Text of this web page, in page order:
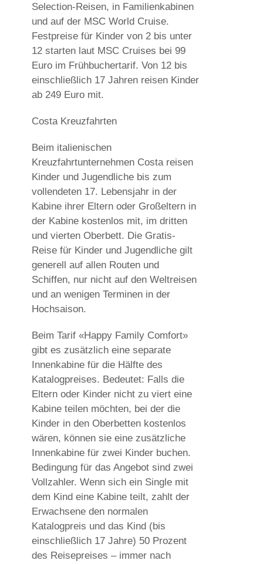
Selection-Reisen, in Familienkabinen
und auf der MSC World Cruise.
Festpreise für Kinder von 2 bis unter
12 starten laut MSC Cruises bei 99
Euro im Frühbuchertarif. Von 12 bis
einschließlich 17 Jahren reisen Kinder
ab 249 Euro mit.
Costa Kreuzfahrten
Beim italienischen
Kreuzfahrtunternehmen Costa reisen
Kinder und Jugendliche bis zum
vollendeten 17. Lebensjahr in der
Kabine ihrer Eltern oder Großeltern in
der Kabine kostenlos mit, im dritten
und vierten Oberbett. Die Gratis-
Reise für Kinder und Jugendliche gilt
generell auf allen Routen und
Schiffen, nur nicht auf den Weltreisen
und an wenigen Terminen in der
Hochsaison.
Beim Tarif «Happy Family Comfort»
gibt es zusätzlich eine separate
Innenkabine für die Hälfte des
Katalogpreises. Bedeutet: Falls die
Eltern oder Kinder nicht zu viert eine
Kabine teilen möchten, bei der die
Kinder in den Oberbetten kostenlos
wären, können sie eine zusätzliche
Innenkabine für zwei Kinder buchen.
Bedingung für das Angebot sind zwei
Vollzahler. Wenn sich ein Single mit
dem Kind eine Kabine teilt, zahlt der
Erwachsene den normalen
Katalogpreis und das Kind (bis
einschließlich 17 Jahre) 50 Prozent
des Reisepreises – immer nach